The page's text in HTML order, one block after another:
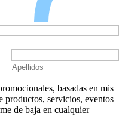
basadas en mis
productos, servicios, eventos
de baja en cualquier